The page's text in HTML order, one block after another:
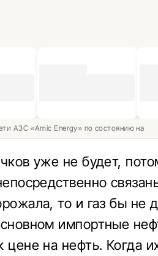
АЗС «Amic Energy» по состоянию на
уже не будет,
то и газ бы не
импортные
цене на нефть. Когда